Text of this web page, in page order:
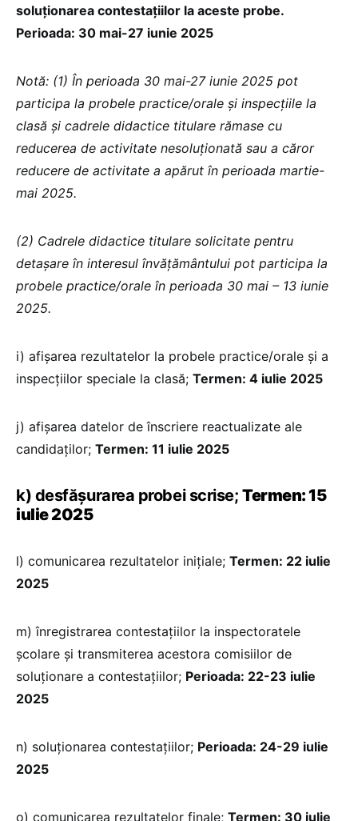
soluţionarea contestaţiilor la aceste probe.
Perioada: 30 mai-27 iunie 2025
Notă: (1) În perioada 30 mai-27 iunie 2025 pot
participa la probele practice/orale şi inspecţiile la
clasă şi cadrele didactice titulare rămase cu
reducerea de activitate nesoluţionată sau a căror
reducere de activitate a apărut în perioada martie-
mai 2025.
(2) Cadrele didactice titulare solicitate pentru
detaşare în interesul învăţământului pot participa la
probele practice/orale în perioada 30 mai – 13 iunie
2025.
i) afişarea rezultatelor la probele practice/orale și a
inspecțiilor speciale la clasă; Termen: 4 iulie 2025
j) afişarea datelor de înscriere reactualizate ale
candidaţilor; Termen: 11 iulie 2025
k) desfășurarea probei scrise;Termen: 15
iulie 2025
l) comunicarea rezultatelor iniţiale; Termen: 22 iulie
2025
m) înregistrarea contestațiilor la inspectoratele
școlare și transmiterea acestora comisiilor de
soluţionare a contestaţiilor; Perioada: 22-23 iulie
2025
n) soluţionarea contestațiilor; Perioada: 24-29 iulie
2025
o) comunicarea rezultatelor finale; Termen: 30 iulie